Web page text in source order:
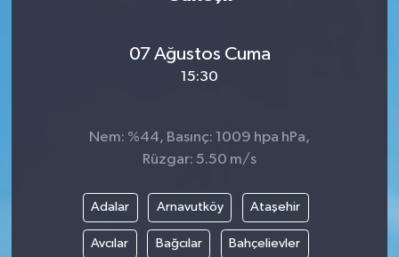
07 Ağustos Cuma
15:30
Nem: %44, Basınç: 1009 hpa hPa,
Rüzgar: 5.50 m/s
Adalar Arnavutköy Ataşehir
Avcılar Bağcılar Bahçelievler